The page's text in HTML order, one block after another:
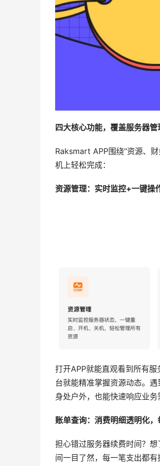
四大核心功能，覆盖服务器管
Raksmart APP围绕“资源、
机上轻松完成：
资源管理：实时监控+一键操
打开APP就能直观看到所有
台就能精准掌握资源动态。
身处户外，也能快速响应业务
账单查询：消费明细透明化
担心错过服务器续费时间？
间一目了然，每一笔支出都